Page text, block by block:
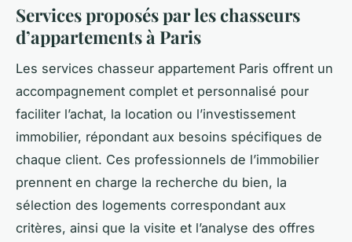
Services proposés par les chasseurs
d’appartements à Paris
Les services chasseur appartement Paris offrent un
accompagnement complet et personnalisé pour
faciliter l’achat, la location ou l’investissement
immobilier, répondant aux besoins spécifiques de
chaque client. Ces professionnels de l’immobilier
prennent en charge la recherche du bien, la
sélection des logements correspondant aux
critères, ainsi que la visite et l’analyse des offres